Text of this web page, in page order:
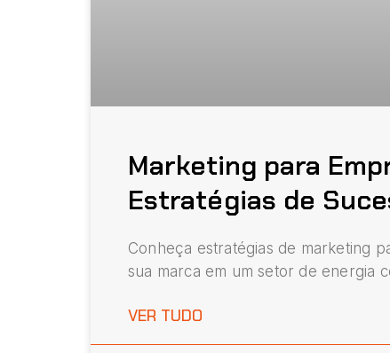
Marketing para
Estratégias de
Conheça estratégias de marketing
sua marca em um setor de energia
VER TUDO